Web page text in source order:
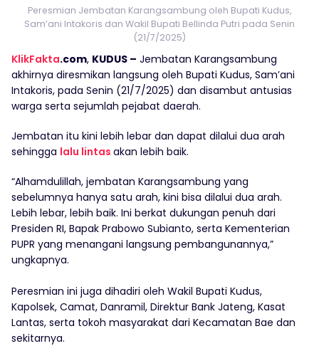
Peresmian Jembatan Karangsambung oleh Bupati Kudus,
Sam’ani Intakoris dan Wakil Bupati Bellinda Putri pada Senin
(21/7/2025)
KlikFakta.com, KUDUS – Jembatan Karangsambung
akhirnya diresmikan langsung oleh Bupati Kudus, Sam’ani
Intakoris, pada Senin (21/7/2025) dan disambut antusias
warga serta sejumlah pejabat daerah.
Jembatan itu kini lebih lebar dan dapat dilalui dua arah
sehingga lalu lintas akan lebih baik.
‎“Alhamdulillah, jembatan Karangsambung yang
sebelumnya hanya satu arah, kini bisa dilalui dua arah.
Lebih lebar, lebih baik. Ini berkat dukungan penuh dari
Presiden RI, Bapak Prabowo Subianto, serta Kementerian
PUPR yang menangani langsung pembangunannya,”
ungkapnya.
‎Peresmian ini juga dihadiri oleh Wakil Bupati Kudus,
Kapolsek, Camat, Danramil, Direktur Bank Jateng, Kasat
Lantas, serta tokoh masyarakat dari Kecamatan Bae dan
sekitarnya.